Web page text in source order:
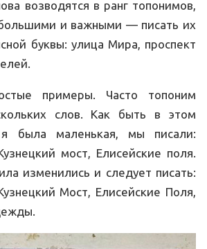
возводятся в ранг топонимов,
большими и важными — писать их
буквы: улица Мира, проспект
примеры. Часто топоним
слов. Как быть в этом
я была маленькая, мы писали:
мост, Елисейские поля.
изменились и следует писать:
Мост, Елисейские Поля,